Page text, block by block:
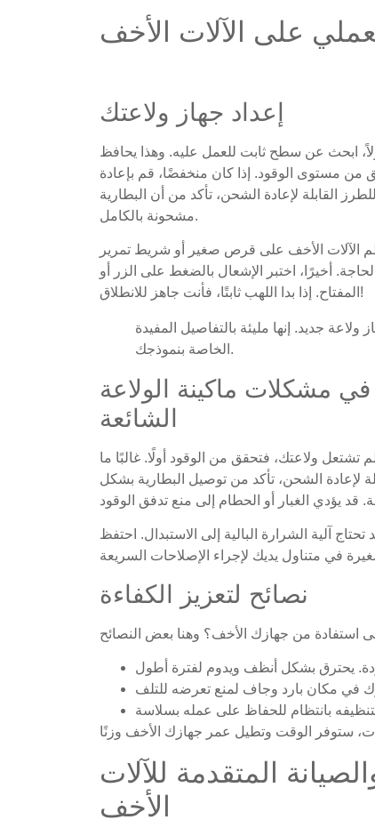
إعداد جهاز ولاعتك
ابحث عن سطح ثابت للعمل عليه. وهذا يحافظ
من مستوى الوقود. إذا كان منخفضًا، قم بإعادة
القابلة لإعادة الشحن، تأكد من أن البطارية
مشحونة بالكامل.
الآلات الأخف على قرص صغير أو شريط تمرير
أخيرًا، اختبر الإشعال بالضغط على الزر أو
المفتاح. إذا بدا اللهب ثابتًا، فأنت جاهز للانطلاق!
ولاعة جديد. إنها مليئة بالتفاصيل المفيدة
الخاصة بنموذجك.
مشكلات ماكينة الولاعة
الشائعة
تشتعل ولاعتك، فتحقق من الوقود أولًا. غالبًا ما
لإعادة الشحن، تأكد من توصيل البطارية بشكل
آلية الشرارة البالية إلى الاستبدال. احتفظ
نصائح لتعزيز الكفاءة
والصيانة المتقدمة للآلات